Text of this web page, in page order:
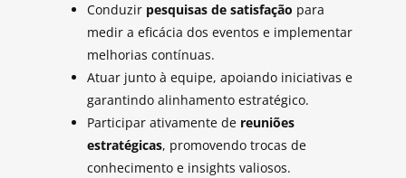
Conduzir pesquisas de satisfação para
medir a eficácia dos eventos e implementar
melhorias contínuas.
Atuar junto à equipe, apoiando iniciativas e
garantindo alinhamento estratégico.
Participar ativamente de reuniões
estratégicas, promovendo trocas de
conhecimento e insights valiosos.